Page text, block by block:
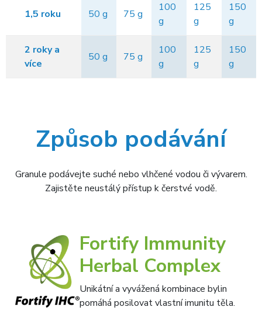
1,5 roku 50 g 75 g
100
g
125
g
150
g
2 roky a
více
50 g 75 g
100
g
125
g
150
g
Způsob podávání
Granule podávejte suché nebo vlhčené vodou či vývarem.
Zajistěte neustálý přístup k čerstvé vodě.
Fortify Immunity
Herbal Complex
Unikátní a vyvážená kombinace bylin
pomáhá posilovat vlastní imunitu těla.